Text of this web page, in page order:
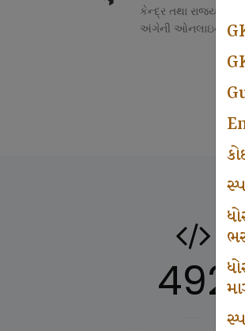
કેન્દ્ર તથા રાજ્ય
અંગેની ઓનલાઇન
492